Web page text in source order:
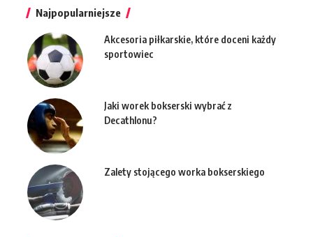
Najpopularniejsze
Akcesoria piłkarskie, które doceni każdy
sportowiec
Jaki worek bokserski wybrać z
Decathlonu?
Zalety stojącego worka bokserskiego